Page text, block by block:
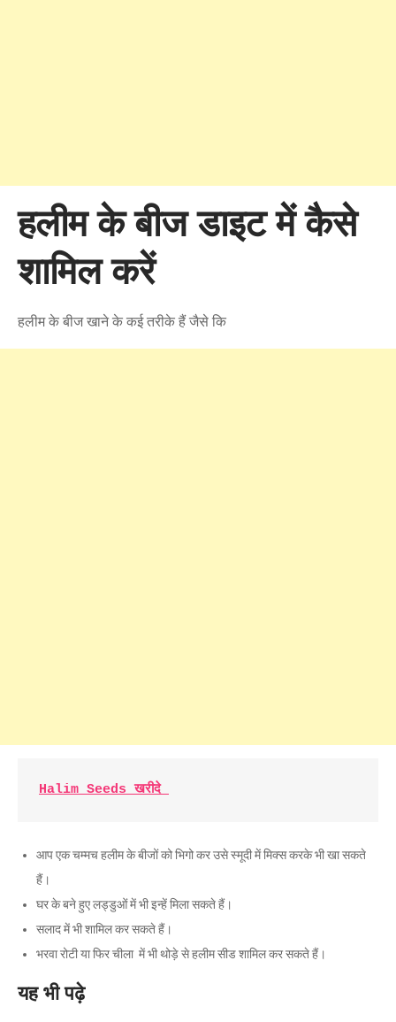
हलीम के बीज डाइट में कैसे
शामिल करें
हलीम के बीज खाने के कई तरीके हैं जैसे कि
Halim Seeds खरीदे
आप एक चम्मच हलीम के बीजों को भिगो कर उसे स्मूदी में मिक्स करके भी खा सकते
हैं।
घर के बने हुए लड्डुओं में भी इन्हें मिला सकते हैं।
सलाद में भी शामिल कर सकते हैं।
भरवा रोटी या फिर चीला में भी थोड़े से हलीम सीड शामिल कर सकते हैं।
यह भी पढ़े